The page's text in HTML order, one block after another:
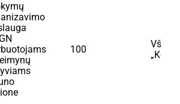
100
VšĮ